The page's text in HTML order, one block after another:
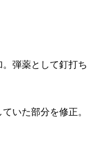
。弾薬として釘打ち
いた部分を修正。